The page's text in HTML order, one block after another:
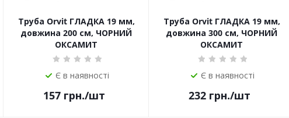
Труба Orvit ГЛАДКА 19 мм,
довжина 200 см, ЧОРНИЙ
ОКСАМИТ
Є в наявності
157 грн./шт
Труба Orvit ГЛАДКА 19 мм,
довжина 300 см, ЧОРНИЙ
ОКСАМИТ
Є в наявності
232 грн./шт